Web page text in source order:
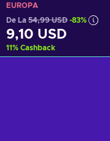
EUROPA
De La 54,99 USD -83%
9,10 USD
11% Cashback